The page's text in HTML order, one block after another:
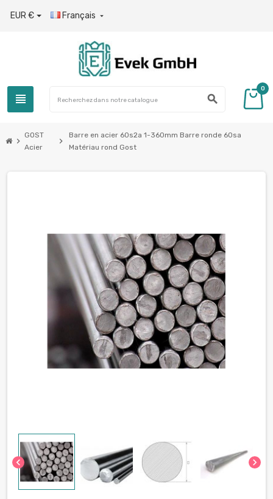
EUR € Français 
view_headline search
0
chevron_right
GOST
Acier
chevron_right
Barre en acier 60s2a 1-360mm Barre ronde 60sa
Matériau rond Gost
chevron_left chevron_right